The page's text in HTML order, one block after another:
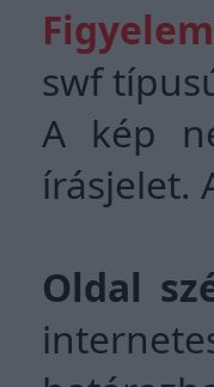
swf
A kép
írásjelet.
Oldal